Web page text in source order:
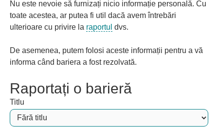
Nu este nevoie să furnizați nicio informație personală. Cu
toate acestea, ar putea fi util dacă avem întrebări
ulterioare cu privire la raportul dvs.
De asemenea, putem folosi aceste informații pentru a vă
informa când bariera a fost rezolvată.
Raportați o barieră
Titlu